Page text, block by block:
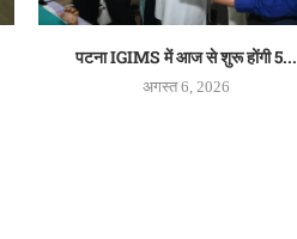
पटना IGIMS में आज से शुरू होंगी 5...
अगस्त 6, 2026